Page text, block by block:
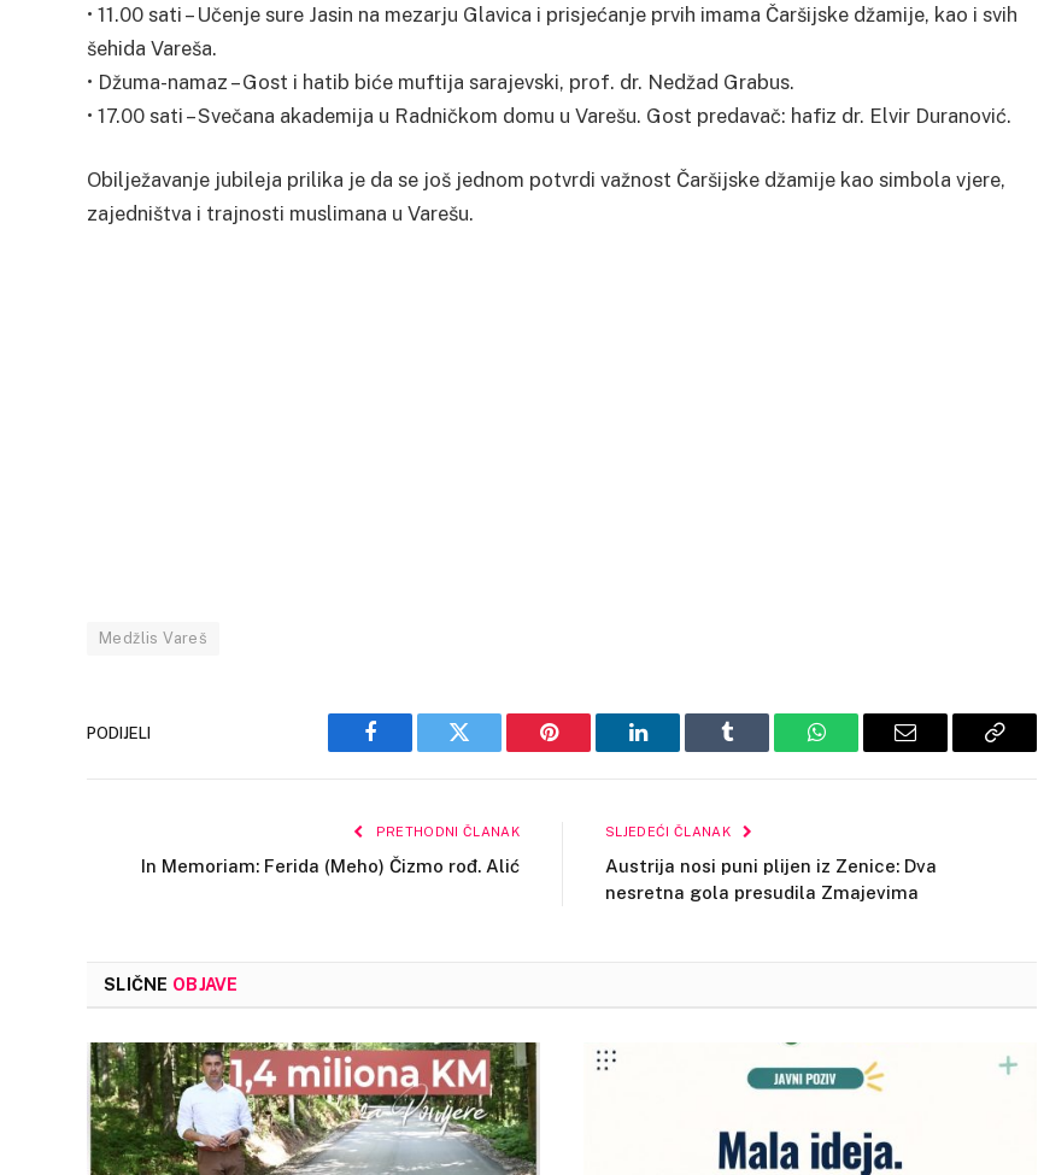
• 11.00 sati – Učenje sure Jasin na mezarju Glavica i prisjećanje prvih imama Čaršijske džamije, kao i svih
šehida Vareša.
• Džuma-namaz – Gost i hatib biće muftija sarajevski, prof. dr. Nedžad Grabus.
• 17.00 sati – Svečana akademija u Radničkom domu u Varešu. Gost predavač: hafiz dr. Elvir Duranović.
Obilježavanje jubileja prilika je da se još jednom potvrdi važnost Čaršijske džamije kao simbola vjere,
zajedništva i trajnosti muslimana u Varešu.
Medžlis Vareš
PODIJELI
Facebook Twitter Pinterest LinkedIn Tumblr WhatsAppEmail
Copy
PRETHODNI ČLANAK
In Memoriam: Ferida (Meho) Čizmo rođ. Alić
SLJEDEĆI ČLANAK
Austrija nosi puni plijen iz Zenice: Dva
nesretna gola presudila Zmajevima
SLIČNE OBJAVE